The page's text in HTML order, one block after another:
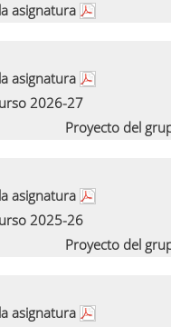
asignatura
asignatura
2026-27
Proyecto del
asignatura
2025-26
Proyecto del
asignatura